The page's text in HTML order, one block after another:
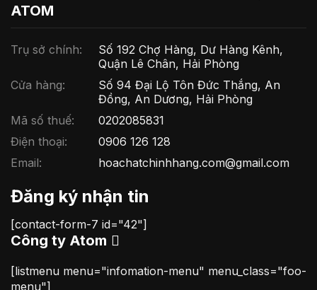
ATOM
Trụ sở chính:
Số 192 Chợ Hàng, Dư Hàng Kênh,
Quận Lê Chân, Hải Phòng
Cửa hàng:
Số 94 Đại Lộ Tôn Đức Thắng, An
Đồng, An Dương, Hải Phòng
Mã số thuế:
0202085831
Điện thoại:
0906 126 128
Email:
hoachatchinhhang.com@gmail.com
Đăng ký nhận tin
[contact-form-7 id="42"]
Công ty Atom
[listmenu menu="infomation-menu" menu_class="foo-
menu"]